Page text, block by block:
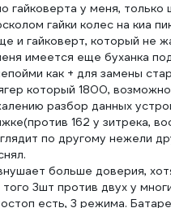
гайковерта у меня,
гайки колес на киа
и гайковерт, который не
имеется еще буханка
как + для замены
который 1800,
разбор данных
162 у зитрека,
по другому нежели
больше доверия,
3шт против двух у
есть, 3 режима.